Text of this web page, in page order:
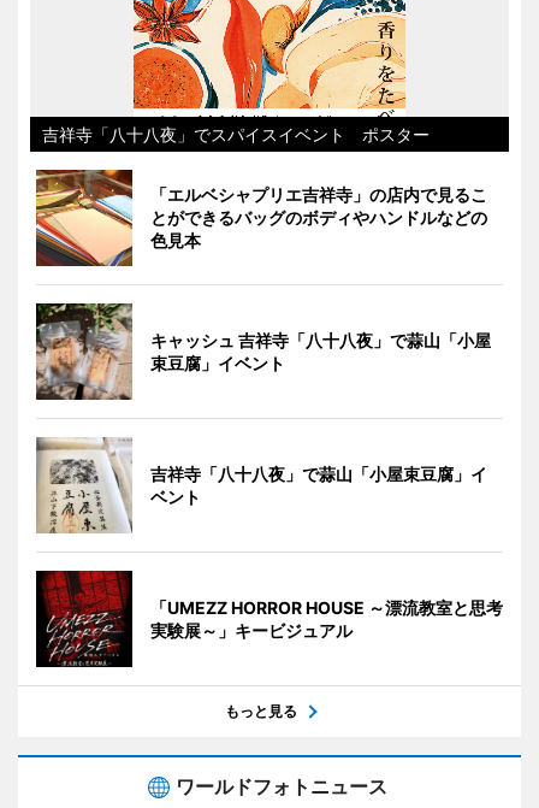
吉祥寺「八十八夜」でスパイスイベント ポスター
「エルベシャプリエ吉祥寺」の店内で見るこ
とができるバッグのボディやハンドルなどの
色見本
キャッシュ 吉祥寺「八十八夜」で蒜山「小屋
束豆腐」イベント
吉祥寺「八十八夜」で蒜山「小屋束豆腐」イ
ベント
「UMEZZ HORROR HOUSE ～漂流教室と思考
実験展～」キービジュアル
もっと見る
ワールドフォトニュース